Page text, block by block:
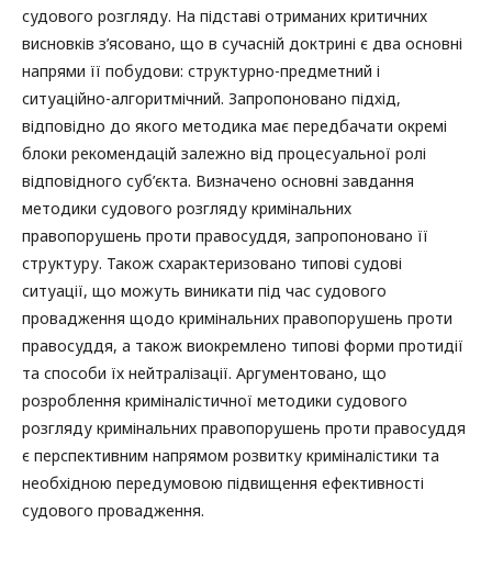
судового розгляду. На підставі отриманих критичних
висновків з’ясовано, що в сучасній доктрині є два основні
напрями її побудови: структурно-предметний і
ситуаційно-алгоритмічний. Запропоновано підхід,
відповідно до якого методика має передбачати окремі
блоки рекомендацій залежно від процесуальної ролі
відповідного суб’єкта. Визначено основні завдання
методики судового розгляду кримінальних
правопорушень проти правосуддя, запропоновано її
структуру. Також схарактеризовано типові судові
ситуації, що можуть виникати під час судового
провадження щодо кримінальних правопорушень проти
правосуддя, а також виокремлено типові форми протидії
та способи їх нейтралізації. Аргументовано, що
розроблення криміналістичної методики судового
розгляду кримінальних правопорушень проти правосуддя
є перспективним напрямом розвитку криміналістики та
необхідною передумовою підвищення ефективності
судового провадження.